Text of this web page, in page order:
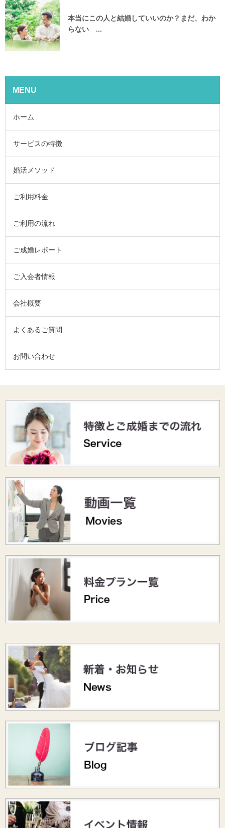
本当にこの人と結婚していいのか？まだ、わか
らない ...
MENU
ホーム
サービスの特徴
婚活メソッド
ご利用料金
ご利用の流れ
ご成婚レポート
ご入会者情報
会社概要
よくあるご質問
お問い合わせ